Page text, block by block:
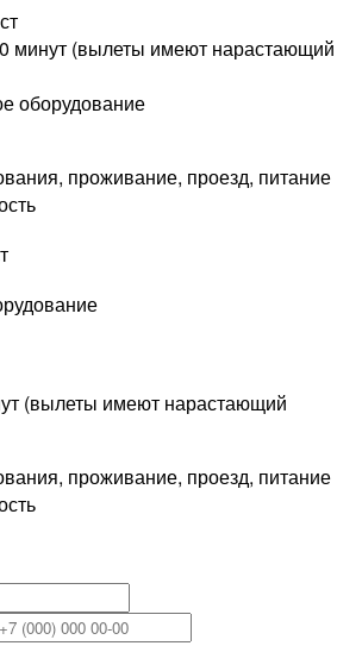
минут (вылеты имеют нарастающий
оборудование
проживание, проезд, питание
(вылеты имеют нарастающий
проживание, проезд, питание